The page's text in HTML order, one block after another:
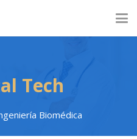
Tech
Biomédica